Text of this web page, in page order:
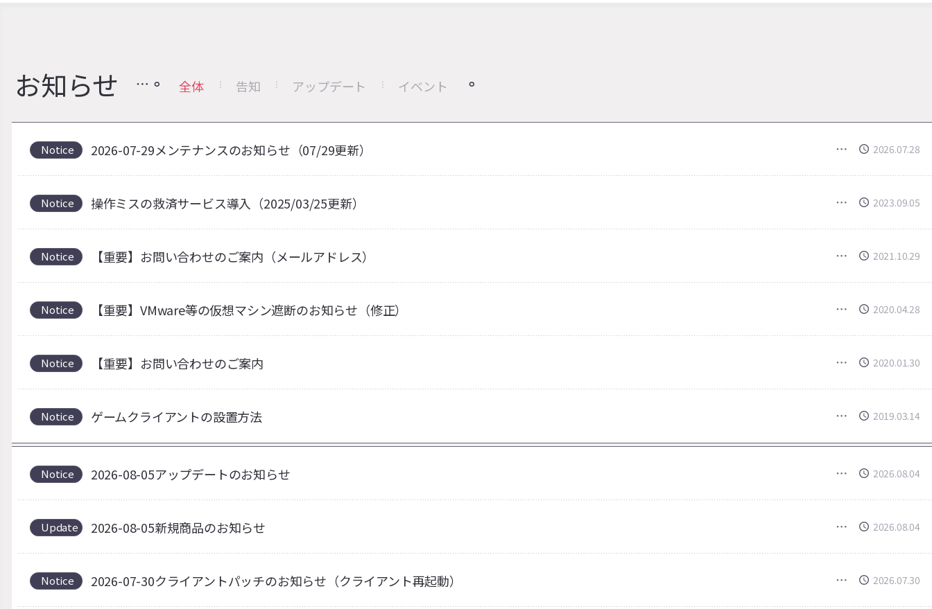
お知らせ 全体 告知 アップデート イベント
Notice 2026-07-29メンテナンスのお知らせ（07/29更新） 2026.07.28
Notice 操作ミスの救済サービス導入（2025/03/25更新） 2023.09.05
Notice 【重要】お問い合わせのご案内（メールアドレス） 2021.10.29
Notice 【重要】VMware等の仮想マシン遮断のお知らせ（修正） 2020.04.28
Notice 【重要】お問い合わせのご案内 2020.01.30
Notice ゲームクライアントの設置方法 2019.03.14
Notice 2026-08-05アップデートのお知らせ 2026.08.04
Update 2026-08-05新規商品のお知らせ 2026.08.04
Notice 2026-07-30クライアントパッチのお知らせ（クライアント再起動） 2026.07.30